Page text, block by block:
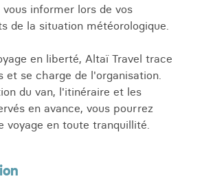
informer lors de vos
de la situation météorologique.
en liberté, Altaï Travel trace
et se charge de l'organisation.
du van, l'itinéraire et les
en avance, vous pourrez
voyage en toute tranquillité.